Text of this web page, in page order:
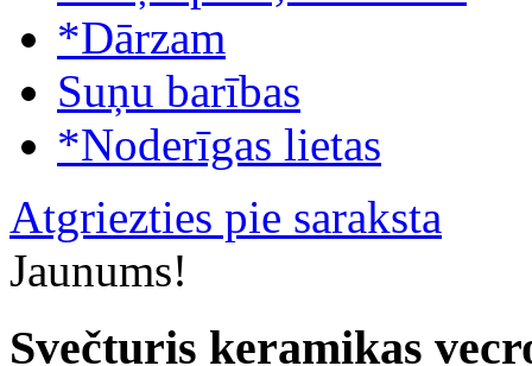
*Dārzam
Suņu barības
*Noderīgas lietas
Atgriezties pie saraksta
Jaunums!
Svečturis keramikas